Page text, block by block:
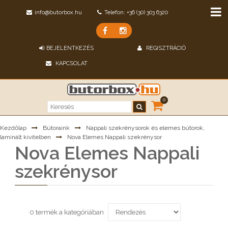
info@butorbox.hu Telefon: +36 (30) 303 6320
BEJELENTKEZÉS REGISZTRÁCIÓ
KAPCSOLAT
0
Kezdőlap Bútoraink
Nappali szekrénysorok és elemes bútorok,
laminált kivitelben
Nova Elemes Nappali szekrénysor
Nova Elemes Nappali
szekrénysor
0 termék a kategóriában